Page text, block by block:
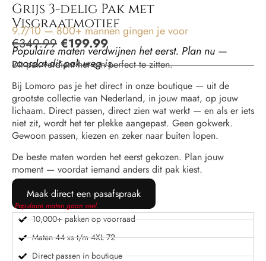
Grijs 3-delig Pak met
Visgraatmotief
9.7/10 — 800+ mannen gingen je voor
€349.99 €199.99
Populaire maten verdwijnen het eerst. Plan nu —
voordat dit pak weg is.
Dit pak verdient het om perfect te zitten.
Bij Lomoro pas je het direct in onze boutique — uit de
grootste collectie van Nederland, in jouw maat, op jouw
lichaam. Direct passen, direct zien wat werkt — en als er iets
niet zit, wordt het ter plekke aangepast. Geen gokwerk.
Gewoon passen, kiezen en zeker naar buiten lopen.
De beste maten worden het eerst gekozen. Plan jouw
moment — voordat iemand anders dit pak kiest.
Maak direct een pasafspraak
Populaire maten gaan snel.
10,000+ pakken op voorraad
Maten 44 xs t/m 4XL 72
Direct passen in boutique